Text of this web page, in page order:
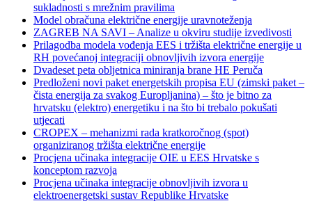
sukladnosti s mrežnim pravilima
Model obračuna električne energije uravnoteženja
ZAGREB NA SAVI – Analize u okviru studije izvedivosti
Prilagodba modela vođenja EES i tržišta električne energije u
RH povećanoj integraciji obnovljivih izvora energije
Dvadeset peta obljetnica miniranja brane HE Peruča
Predloženi novi paket energetskih propisa EU (zimski paket –
čista energija za svakog Europljanina) – što je bitno za
hrvatsku (elektro) energetiku i na što bi trebalo pokušati
utjecati
CROPEX – mehanizmi rada kratkoročnog (spot)
organiziranog tržišta električne energije
Procjena učinaka integracije OIE u EES Hrvatske s
konceptom razvoja
Procjena učinaka integracije obnovljivih izvora u
elektroenergetski sustav Republike Hrvatske